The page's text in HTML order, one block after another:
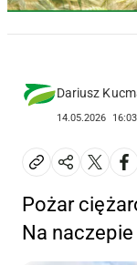
Dariusz
14.05.2026 16:03
Pożar
Na